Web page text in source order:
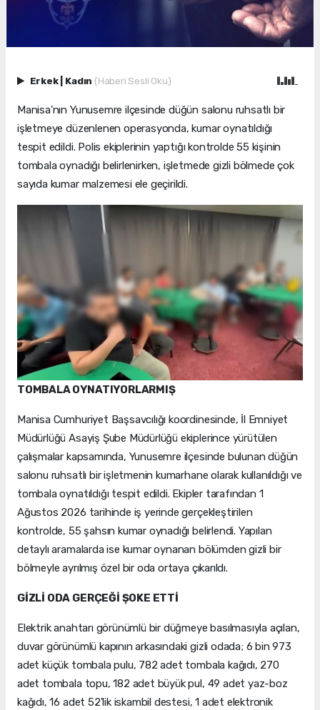
Erkek Kadın (Haberi Sesli Oku)
Manisa'nın Yunusemre ilçesinde düğün salonu ruhsatlı bir
işletmeye düzenlenen operasyonda, kumar oynatıldığı
tespit edildi. Polis ekiplerinin yaptığı kontrolde 55 kişinin
tombala oynadığı belirlenirken, işletmede gizli bölmede çok
sayıda kumar malzemesi ele geçirildi.
TOMBALA OYNATIYORLARMIŞ
Manisa Cumhuriyet Başsavcılığı koordinesinde, İl Emniyet
Müdürlüğü Asayiş Şube Müdürlüğü ekiplerince yürütülen
çalışmalar kapsamında, Yunusemre ilçesinde bulunan düğün
salonu ruhsatlı bir işletmenin kumarhane olarak kullanıldığı ve
tombala oynatıldığı tespit edildi. Ekipler tarafından 1
Ağustos 2026 tarihinde iş yerinde gerçekleştirilen
kontrolde, 55 şahsın kumar oynadığı belirlendi. Yapılan
detaylı aramalarda ise kumar oynanan bölümden gizli bir
bölmeyle ayrılmış özel bir oda ortaya çıkarıldı.
GİZLİ ODA GERÇEĞİ ŞOKE ETTİ
Elektrik anahtarı görünümlü bir düğmeye basılmasıyla açılan,
duvar görünümlü kapının arkasındaki gizli odada; 6 bin 973
adet küçük tombala pulu, 782 adet tombala kağıdı, 270
adet tombala topu, 182 adet büyük pul, 49 adet yaz-boz
kağıdı, 16 adet 52'lik iskambil destesi, 1 adet elektronik